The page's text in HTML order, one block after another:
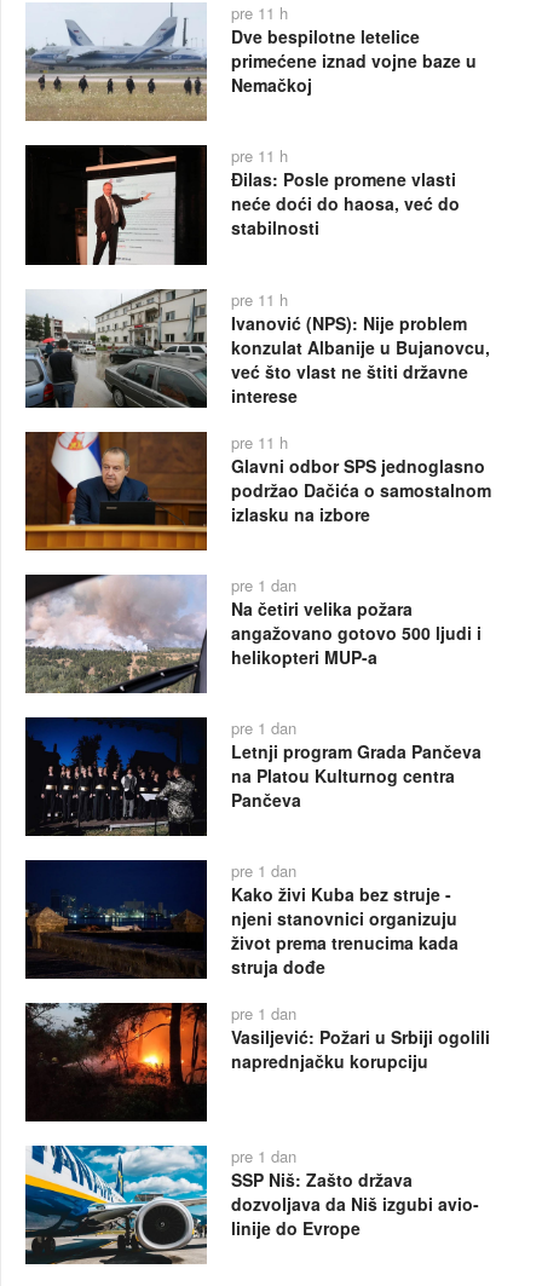
pre 11 h
Dve bespilotne letelice
primećene iznad vojne baze u
Nemačkoj
pre 11 h
Đilas: Posle promene vlasti
neće doći do haosa, već do
stabilnosti
pre 11 h
Ivanović (NPS): Nije problem
konzulat Albanije u Bujanovcu,
već što vlast ne štiti državne
interese
pre 11 h
Glavni odbor SPS jednoglasno
podržao Dačića o samostalnom
izlasku na izbore
pre 1 dan
Na četiri velika požara
angažovano gotovo 500 ljudi i
helikopteri MUP-a
pre 1 dan
Letnji program Grada Pančeva
na Platou Kulturnog centra
Pančeva
pre 1 dan
Kako živi Kuba bez struje -
njeni stanovnici organizuju
život prema trenucima kada
struja dođe
pre 1 dan
Vasiljević: Požari u Srbiji ogolili
naprednjačku korupciju
pre 1 dan
SSP Niš: Zašto država
dozvoljava da Niš izgubi avio-
linije do Evrope